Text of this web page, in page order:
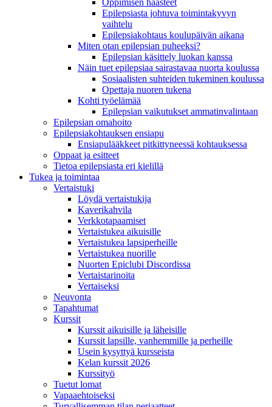
Oppimisen haasteet
Epilepsiasta johtuva toimintakyvyn
vaihtelu
Epilepsiakohtaus koulupäivän aikana
Miten otan epilepsian puheeksi?
Epilepsian käsittely luokan kanssa
Näin tuet epilepsiaa sairastavaa nuorta koulussa
Sosiaalisten suhteiden tukeminen koulussa
Opettaja nuoren tukena
Kohti työelämää
Epilepsian vaikutukset ammatinvalintaan
Epilepsian omahoito
Epilepsiakohtauksen ensiapu
Ensiapulääkkeet pitkittyneessä kohtauksessa
Oppaat ja esitteet
Tietoa epilepsiasta eri kielillä
Tukea ja toimintaa
Vertaistuki
Löydä vertaistukija
Kaverikahvila
Verkkotapaamiset
Vertaistukea aikuisille
Vertaistukea lapsiperheille
Vertaistukea nuorille
Nuorten Epiclubi Discordissa
Vertaistarinoita
Vertaiseksi
Neuvonta
Tapahtumat
Kurssit
Kurssit aikuisille ja läheisille
Kurssit lapsille, vanhemmille ja perheille
Usein kysyttyä kursseista
Kelan kurssit 2026
Kurssityö
Tuetut lomat
Vapaaehtoiseksi